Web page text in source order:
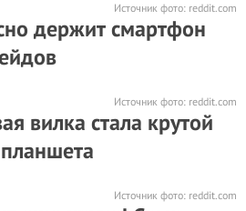
Источник фото: reddit.com
держит смартфон
Источник фото: reddit.com
вилка стала крутой
Источник фото: reddit.com